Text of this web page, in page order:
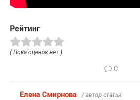
Рейтинг
( Пока оценок нет )
0
Елена Смирнова / автор статьи